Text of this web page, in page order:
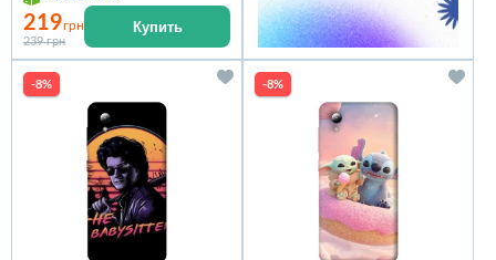
219грн
239 грн
Купить
-8% -8%